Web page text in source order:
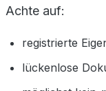
Achte auf:
registrierte
lückenlose